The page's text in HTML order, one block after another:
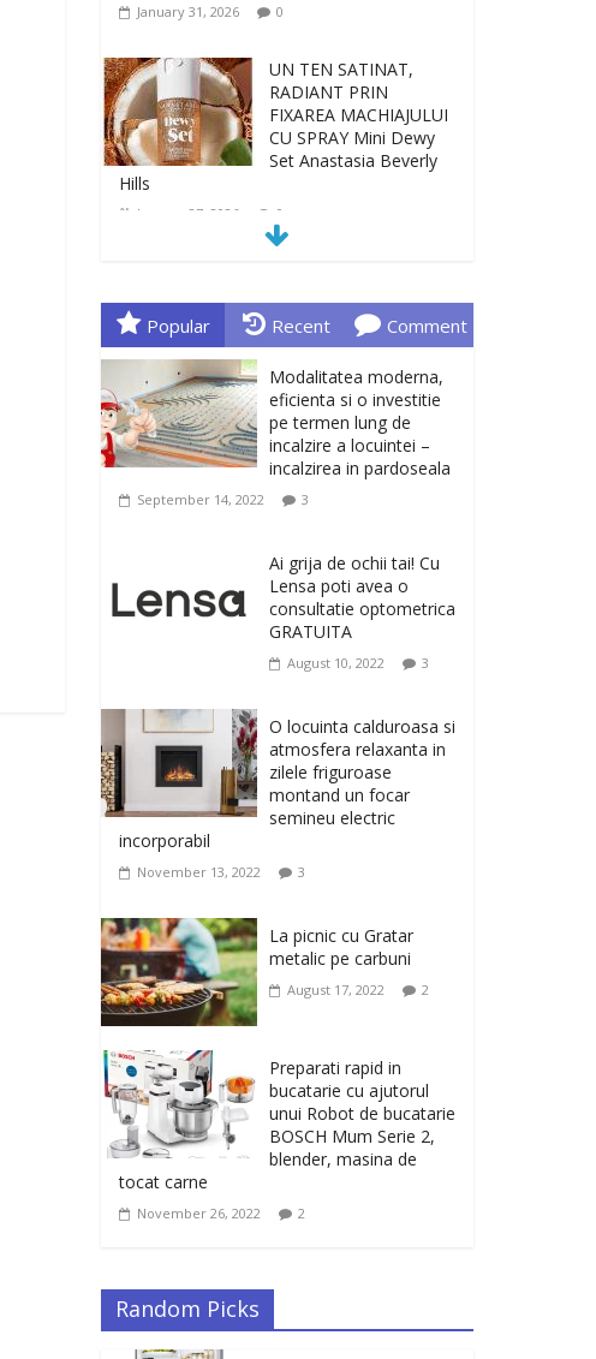
January 31, 2026 0
UN TEN SATINAT,
RADIANT PRIN
FIXAREA MACHIAJULUI
CU SPRAY Mini Dewy
Set Anastasia Beverly
Hills
January 27, 2026 0
DE CURATARE CeraVe
CU CERAMIDE SI
January 23, 2026 0
Sa gasesti cadoul
potrivit este de multe
ori o provocare. Idei
la Giftspot.ro, magazinul de cadouri
originale. O alegere buna, Oglinda de baie
cu mărire și iluminare LED
0
musculatura pentru un
corp sanatos si
armonios dezvoltat, cu
Flexor Fitness-dispozitiv
pentru tonifiere muschi
February 10, 2026
Ivatherm pentru o piele
neteda si elastica.
February 6, 2026
Popular Recent Comment
Modalitatea moderna,
eficienta si o investitie
pe termen lung de
incalzire a locuintei –
incalzirea in pardoseala
September 14, 2022 3
Ai grija de ochii tai! Cu
Lensa poti avea o
consultatie optometrica
GRATUITA
August 10, 2022 3
O locuinta calduroasa si
atmosfera relaxanta in
zilele friguroase
montand un focar
semineu electric
incorporabil
November 13, 2022 3
La picnic cu Gratar
metalic pe carbuni
August 17, 2022 2
Preparati rapid in
bucatarie cu ajutorul
unui Robot de bucatarie
BOSCH Mum Serie 2,
blender, masina de
tocat carne
November 26, 2022 2
Random Picks